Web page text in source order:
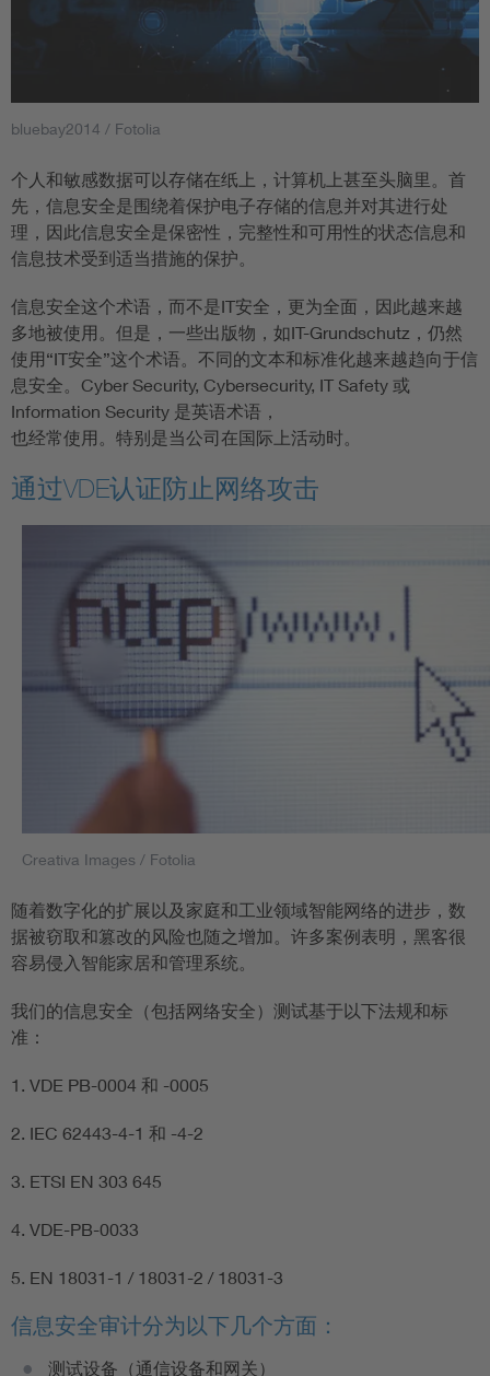
bluebay2014 / Fotolia
个人和敏感数据可以存储在纸上，计算机上甚至头脑里。首
先，信息安全是围绕着保护电子存储的信息并对其进行处
理，因此信息安全是保密性，完整性和可用性的状态信息和
信息技术受到适当措施的保护。
信息安全这个术语，而不是IT安全，更为全面，因此越来越
多地被使用。但是，一些出版物，如IT-Grundschutz，仍然
使用“IT安全”这个术语。不同的文本和标准化越来越趋向于信
息安全。Cyber Security, Cybersecurity, IT Safety 或
Information Security 是英语术语，
也经常使用。特别是当公司在国际上活动时。
通过VDE认证防止网络攻击
Creativa Images / Fotolia
随着数字化的扩展以及家庭和工业领域智能网络的进步，数
据被窃取和篡改的风险也随之增加。许多案例表明，黑客很
容易侵入智能家居和管理系统。
我们的信息安全（包括网络安全）测试基于以下法规和标
准：
1. VDE PB-0004 和 -0005
2. IEC 62443-4-1 和 -4-2
3. ETSI EN 303 645
4. VDE-PB-0033
5. EN 18031-1 / 18031-2 / 18031-3
信息安全审计分为以下几个方面：
测试设备（通信设备和网关）